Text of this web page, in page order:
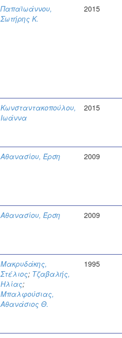
Παπαϊωάννου,
Σωτήρης Κ.
2015
Κωνσταντακοπούλου,
Ιωάννα
2015
Αθανασίου, Έρση 2009
Αθανασίου, Έρση 2009
Μακρυδάκης,
Στέλιος; Τζαβαλής,
Ηλίας;
Μπαλφούσιας,
Αθανάσιος Θ.
1995